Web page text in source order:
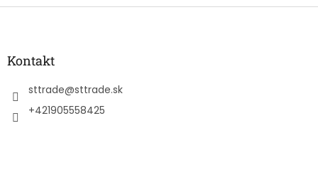
Z
Kontakt
sttrade@sttrade.sk
+421905558425